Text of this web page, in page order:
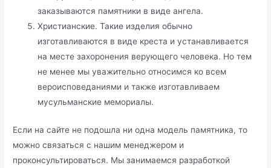
заказываются памятники в виде ангела.
Христианские. Такие изделия обычно
изготавливаются в виде креста и устанавливается
на месте захоронения верующего человека. Но тем
не менее мы уважительно относимся ко всем
вероисповеданиями и также изготавливаем
мусульманские мемориалы.
Если на сайте не подошла ни одна модель памятника, то
можно связаться с нашим менеджером и
проконсультироваться. Мы занимаемся разработкой